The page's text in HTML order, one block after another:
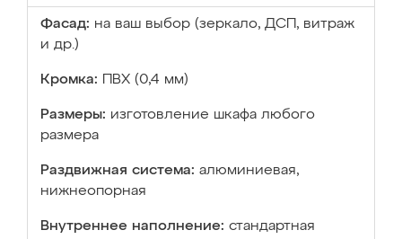
Фасад: на ваш выбор (зеркало, ДСП, витраж
и др.)
Кромка: ПВХ (0,4 мм)
Размеры: изготовление шкафа любого
размера
Раздвижная система: алюминиевая,
нижнеопорная
Внутреннее наполнение: стандартная